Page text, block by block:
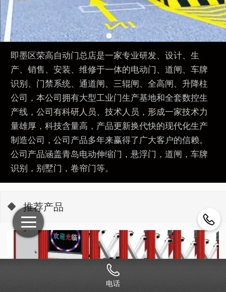
即墨区荣高自动门总店是一家专业研发、设计、生
产、销售、安装、维修于一体的电动门、道闸、车牌
识别、门禁系统、通道闸、三辊闸、全高闸、升降柱
公司，本公司拥有大型工业门生产基地和全套数控生
产线，公司有科研人员、技术人员，形成一家技术力
量雄厚，科技含量高，产品更新换代快的现代化生产
制造公司，公司产品多年来赢得了广大客户的信赖。
公司产品涵盖青岛电动伸缩门，悬浮门，道闸，车牌
识别，别墅门，卷帘门等。
推荐产品
电话